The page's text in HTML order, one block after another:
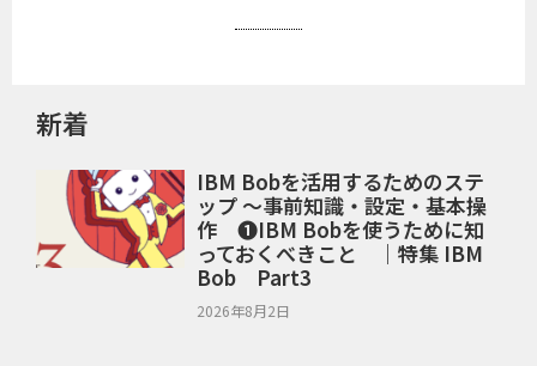
新着
IBM Bobを活用するためのステ
ップ ～事前知識・設定・基本操
作 ❶IBM Bobを使うために知
っておくべきこと ｜特集 IBM
Bob Part3
2026年8月2日